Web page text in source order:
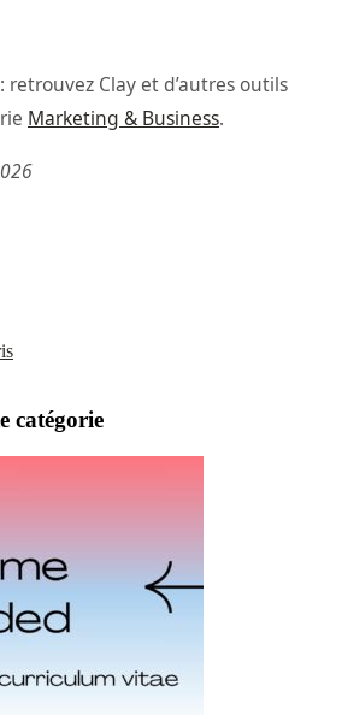
: retrouvez Clay et d’autres outils
Marketing & Business.
catégorie